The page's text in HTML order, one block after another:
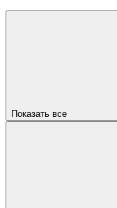
Показать все